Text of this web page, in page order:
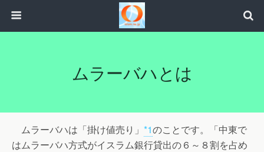
ムラーバハとは
ムラーバハは「掛け値売り」 *1のことです。「中東で
はムラーバハ方式がイスラム銀行貸出の６～８割を占め